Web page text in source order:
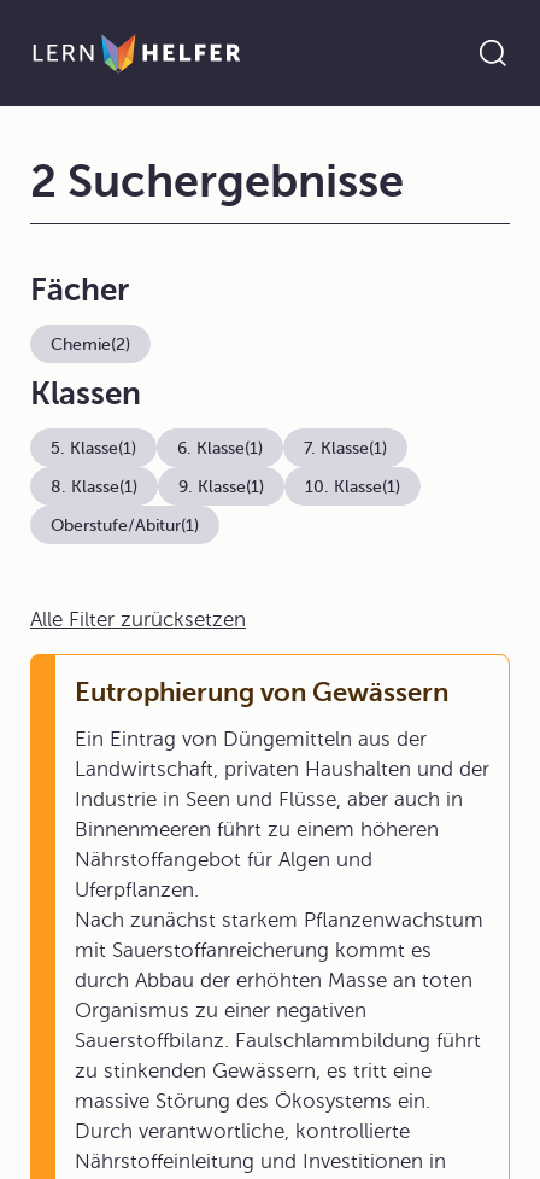
Alle Filter zurücksetzen
Eutrophierung von Gewässern
Ein Eintrag von Düngemitteln aus der
Landwirtschaft, privaten Haushalten und der
Industrie in Seen und Flüsse, aber auch in
Binnenmeeren führt zu einem höheren
Nährstoffangebot für Algen und
Uferpflanzen.
Nach zunächst starkem Pflanzenwachstum
mit Sauerstoffanreicherung kommt es
durch Abbau der erhöhten Masse an toten
Organismus zu einer negativen
Sauerstoffbilanz. Faulschlammbildung führt
zu stinkenden Gewässern, es tritt eine
massive Störung des Ökosystems ein.
Durch verantwortliche, kontrollierte
Nährstoffeinleitung und Investitionen in
2 Suchergebnisse
Fächer
Chemie(2)
Klassen
5. Klasse(1) 6. Klasse(1) 7. Klasse(1)
8. Klasse(1) 9. Klasse(1) 10. Klasse(1)
Oberstufe/Abitur(1)